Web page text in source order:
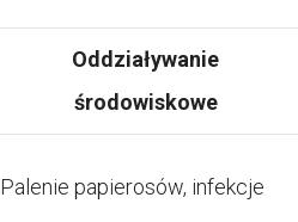
Oddziaływanie
środowiskowe
Palenie papierosów, infekcje